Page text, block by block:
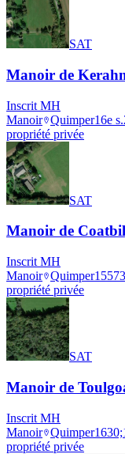
SAT
Manoir de
Inscrit MH
Manoir Quimper16e s.
propriété privée
SAT
Manoir de
Inscrit MH
Manoir Quimper1557
propriété privée
SAT
Manoir de
Inscrit MH
Manoir Quimper
propriété privée